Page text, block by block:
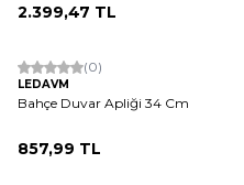
2.399,47 TL
(0)
LEDAVM
Bahçe Duvar Apliği 34 Cm
857,99 TL